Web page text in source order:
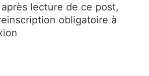
lecture de ce post,
obligatoire à